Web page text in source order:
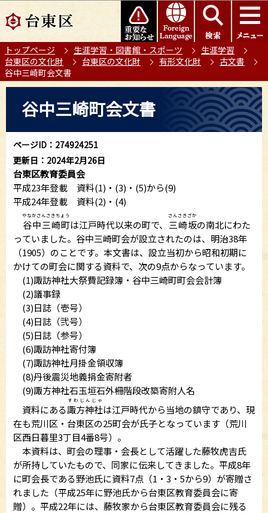
の
ー
ジ
の
このページの本文へ移動
トップページ 生涯学習・図書館・スポーツ
生涯学習
台東区の文化財
台東区の文化財 有形文化財
古文書
谷中三崎町会文書
か
ら
谷中三崎町会文書
ページID：274924251
更新日：2024年2月26日
台東区教育委員会
平成23年登載 資料(1)・(3)・(5)から(9)
平成24年登載 資料(2)・(4)
谷中三崎町
やなかさんさきちょう
は江戸時代以来の町で、 三崎坂
さんさきざか
の南北にわた
っていました。谷中三崎町会が設立されたのは、明治38年
（1905）のことです。本文書は、設立当初から昭和初期に
かけての町会に関する資料で、次の9点からなっています。
(1)諏訪神社大祭費記録簿・谷中三崎町町会会計簿
(2)議事録
(3)日誌（壱号）
(4)日誌（弐号）
(5)日誌（参号）
(6)諏訪神社寄付簿
(7)諏訪神社月掛金領収簿
(8)丹後震災地義捐金寄附者
(9)諏方神社石玉垣石外柵階段改築寄附人名
資料にある諏方神社
すわじんじゃ
は江戸時代から当地の鎮守であり、現
在も荒川区・台東区の25町会が氏子となっています（荒川
区西日暮里3丁目4番8号）。
本資料は、町会の理事・会長として活躍した藤牧虎吉氏
が所持していたもので、同家に伝来してきました。平成8年
に町会長である野池氏に資料7点（1・3・5から9）が寄贈さ
れました（平成25年に野池氏から台東区教育委員会に寄
贈）。平成22年には、藤牧家から台東区教育委員会に残る